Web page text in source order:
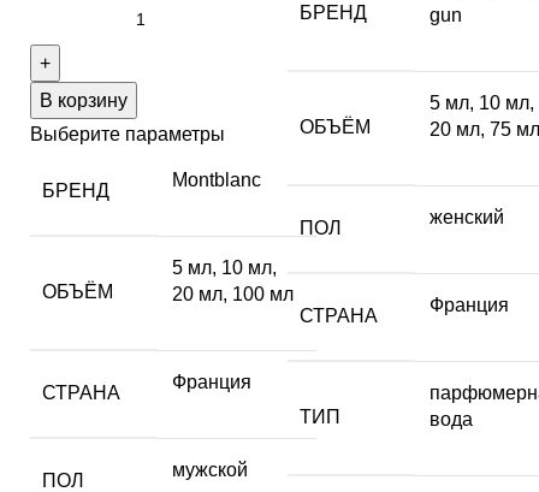
В корзину
Выберите параметры
БРЕНД
Montblanc
ОБЪЁМ
5 мл, 10 мл,
20 мл, 100 мл
СТРАНА
Франция
ПОЛ
мужской
БРЕНД
gun
ОБЪЁМ
5 мл, 10 мл,
20 мл, 75 мл
ПОЛ
женский
СТРАНА
Франция
ТИП
вода